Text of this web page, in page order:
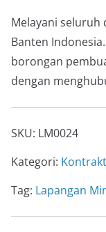
Melayani seluruh
Banten
borongan
dengan
SKU: LM0024
Kategori:
Tag: Lapangan